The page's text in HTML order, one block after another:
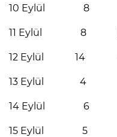
10 Eylül 8
11 Eylül 8
12 Eylül 14
13 Eylül 4
14 Eylül 6
15 Eylül 5